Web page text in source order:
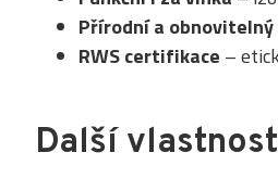
Přírodní a
RWS certifikace –
Další